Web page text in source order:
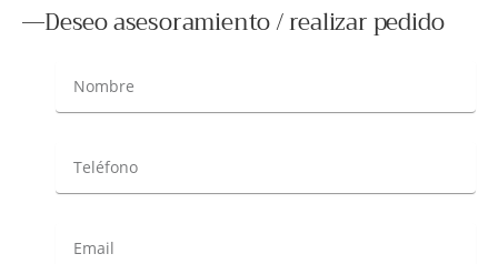
Deseo asesoramiento / realizar pedido